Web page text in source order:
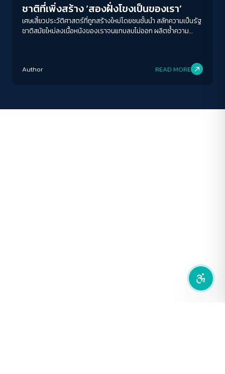
ชาติที่เพิ่งสร้าง ‘สองฝั่งโขงเป็นของเรา’
เศษเสี้ยวประวัติศาสตร์ที่ถูกสร้างใหม่โดยชนชั้นนำ สลักความเป็นรัฐ
ชาติสมัยใหม่ลงเนื้อหนังของเราจนแทบลบไม่ออก ผลิตซ้ำความ
Author READ MORE
ระยะห่างข้อความ
ปกติ มาก มากที่สุด
Deutan Tritan